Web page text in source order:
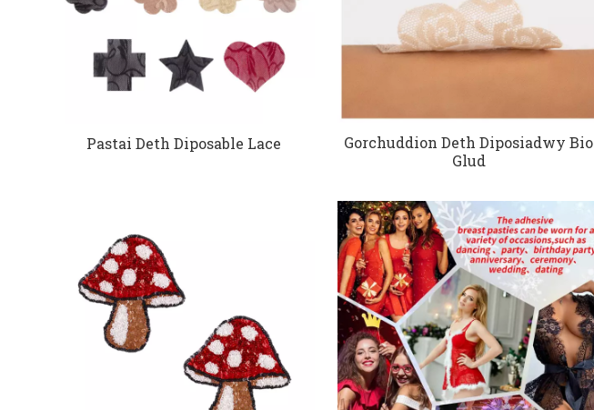
Pastai Deth Diposable Lace
Gorchuddion Deth Diposiadwy Bio
Glud